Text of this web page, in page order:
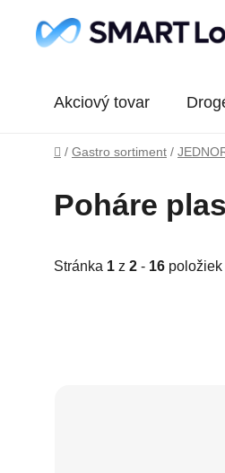
Akciový tovar
Domov
/ Gastro sortiment /
Poháre
Stránka 1 z 2 - 16